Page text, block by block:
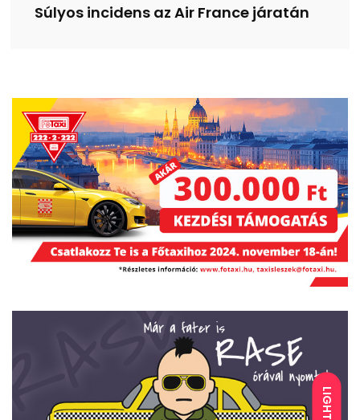
LIGHT
Súlyos incidens az Air France járatán